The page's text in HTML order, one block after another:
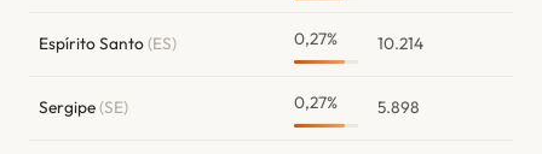
Espírito Santo(ES) 0,27% 10.214
Sergipe(SE) 0,27% 5.898